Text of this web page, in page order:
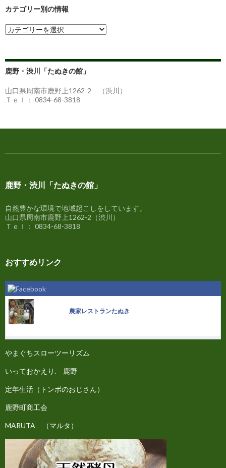
カテゴリー別の情報
カ
テ
ー
別
情
報
鹿野・渋川「たぬきの館」
山口県周南市鹿野上1262-2 （渋川）
Ｔｅｌ： 0834-68-3818
鹿野・渋川「たぬきの館」
自然豊かな環境で地域起こしをしています。
山口県周南市鹿野上1262-2（渋川）
Ｔｅｌ： 0834-68-3818
おすすめリンク
農家レストランたぬき
やまぐちスローツーリズム
いっておかえり. 鹿野
定年生活（トンボのおじさん）
鹿野町商工会
MARUTA （マルタ）